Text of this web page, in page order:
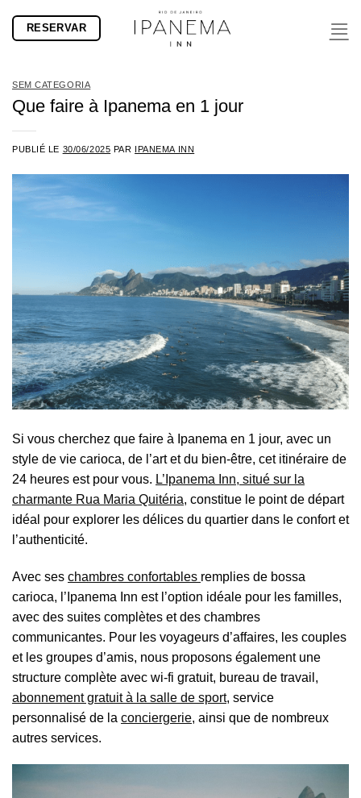
RESERVAR
SEM CATEGORIA
Que faire à Ipanema en 1 jour
PUBLIÉ LE 30/06/2025 PAR IPANEMA INN
Si vous cherchez que faire à Ipanema en 1 jour, avec un
style de vie carioca, de l’art et du bien-être, cet itinéraire de
24 heures est pour vous. L’Ipanema Inn, situé sur la
charmante Rua Maria Quitéria, constitue le point de départ
idéal pour explorer les délices du quartier dans le confort et
l’authenticité.
Avec ses chambres confortables remplies de bossa
carioca, l’Ipanema Inn est l’option idéale pour les familles,
avec des suites complètes et des chambres
communicantes. Pour les voyageurs d’affaires, les couples
et les groupes d’amis, nous proposons également une
structure complète avec wi-fi gratuit, bureau de travail,
abonnement gratuit à la salle de sport, service
personnalisé de la conciergerie, ainsi que de nombreux
autres services.